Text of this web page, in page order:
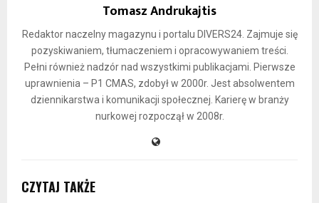
Tomasz Andrukajtis
Redaktor naczelny magazynu i portalu DIVERS24. Zajmuje się
pozyskiwaniem, tłumaczeniem i opracowywaniem treści.
Pełni również nadzór nad wszystkimi publikacjami. Pierwsze
uprawnienia – P1 CMAS, zdobył w 2000r. Jest absolwentem
dziennikarstwa i komunikacji społecznej. Karierę w branży
nurkowej rozpoczął w 2008r.
CZYTAJ TAKŻE